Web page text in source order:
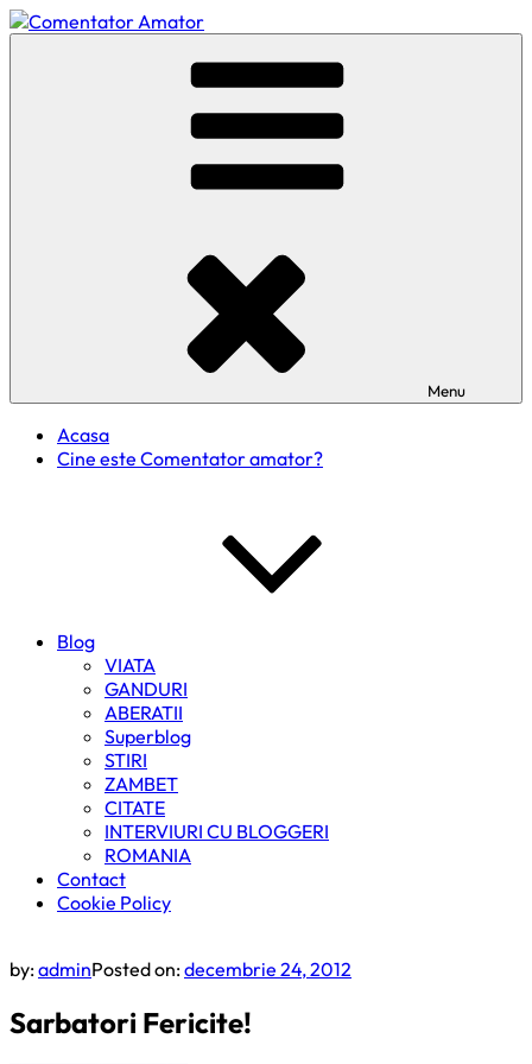
Skip
to
Menu
Acasa
Cine este Comentator amator?
Blog
VIATA
GANDURI
ABERATII
Superblog
STIRI
ZAMBET
CITATE
INTERVIURI CU BLOGGERI
ROMANIA
Contact
Cookie Policy
by:adminPosted on:decembrie 24, 2012
Sarbatori Fericite!